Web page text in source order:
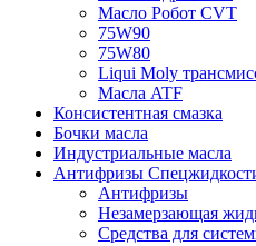
Масло Робот CVT
75W90
75W80
Liqui Moly
Масла ATF
Консистентная смазка
Бочки масла
Индустриальные масла
Антифризы
Антифризы
Незамерзающая
Средства для